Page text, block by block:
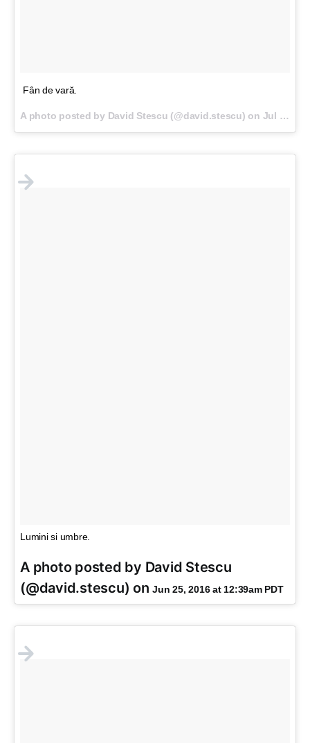
Fân de vară.
A photo posted by David Stescu (@david.stescu) on Jul 2, 2016 at 10:39am PDT
Lumini si umbre.
A photo posted by David Stescu
(@david.stescu) onJun 25, 2016 at 12:39am PDT